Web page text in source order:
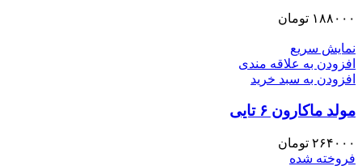
۱۸۸۰۰۰ تومان
نمایش سریع
افزودن به علاقه مندی
افزودن به سبد خرید
مولد ماکارون ۶ تایی
۲۶۴۰۰۰ تومان
فروخته شده